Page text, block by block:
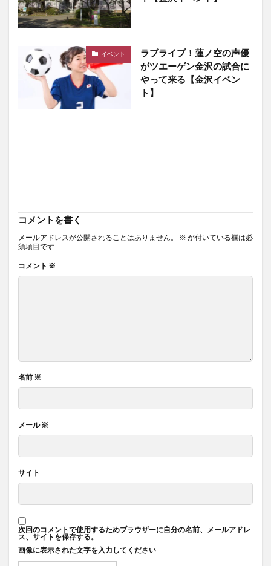
イベント
ラブライブ！蓮ノ空の声優
がツエーゲン金沢の試合に
やって来る【金沢イベン
ト】
コメントを書く
メールアドレスが公開されることはありません。 ※ が付いている欄は必
須項目です
コメント ※
名前 ※
メール※
サイト
次回のコメントで使用するためブラウザーに自分の名前、メールアドレ
ス、サイトを保存する。
画像に表示された文字を入力してください